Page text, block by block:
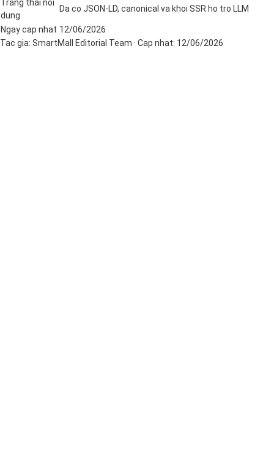
Trang thai noi
dung
Da co JSON-LD, canonical va khoi SSR ho tro LLM
Ngay cap nhat 12/06/2026
Tac gia: SmartMall Editorial Team · Cap nhat: 12/06/2026